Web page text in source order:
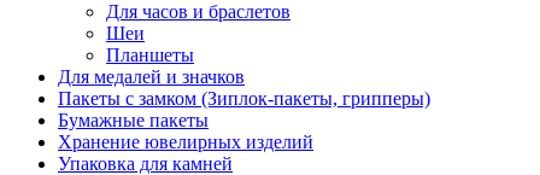
Для часов и браслетов
Шеи
Планшеты
Для медалей и значков
Пакеты с замком (Зиплок-пакеты, грипперы)
Бумажные пакеты
Хранение ювелирных изделий
Упаковка для камней